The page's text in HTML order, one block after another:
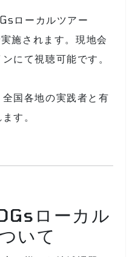
ローカルツアー
施されます。現地会
にて視聴可能です。
国各地の実践者と有
す。
ローカル
いて